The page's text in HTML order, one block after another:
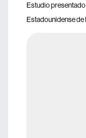
Estudio presentado
Estadounidense